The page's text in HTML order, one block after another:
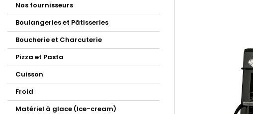
Nos fournisseurs
Boulangeries et Pâtisseries
Boucherie et Charcuterie
Pizza et Pasta
Cuisson
Froid
Matériel à glace (Ice-cream)